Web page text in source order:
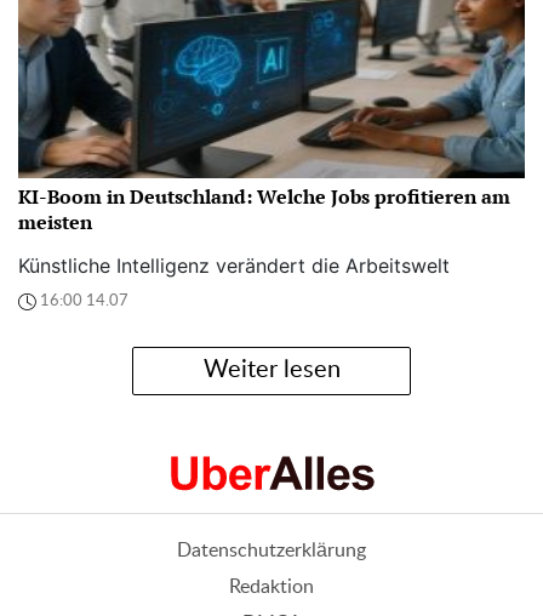
KI-Boom in Deutschland: Welche Jobs profitieren am
meisten
Künstliche Intelligenz verändert die Arbeitswelt
16:00 14.07
Weiter lesen
Datenschutzerklärung
Redaktion